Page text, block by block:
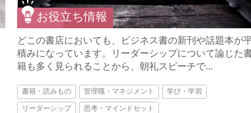
お役立ち情報
どこの書店においても、ビジネス書の新刊や話題本が
積みになっています。リーダーシップについて論じた
籍も多く見られることから、朝礼スピーチで...
書籍・読みもの 管理職・マネジメント 学び・学習
リーダーシップ 思考・マインドセット